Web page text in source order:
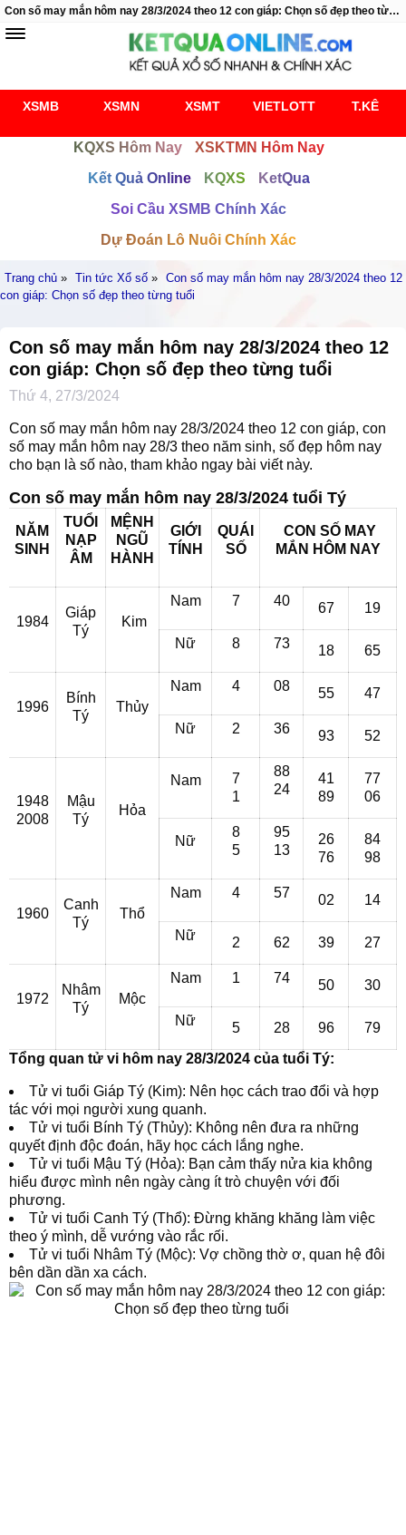
Con số may mắn hôm nay 28/3/2024 theo 12 con giáp: Chọn số đẹp theo từng tuổi
XSMB XSMN XSMT VIETLOTT T.KÊ
KQXS Hôm Nay
XSKTMN Hôm Nay
Kết Quả Online
KQXS
KetQua
Soi Cầu XSMB Chính Xác
Dự Đoán Lô Nuôi Chính Xác
Trang chủ » Tin tức Xổ số » Con số may mắn hôm nay 28/3/2024 theo 12
con giáp: Chọn số đẹp theo từng tuổi
Con số may mắn hôm nay 28/3/2024 theo 12
con giáp: Chọn số đẹp theo từng tuổi
Thứ 4, 27/3/2024
Con số may mắn hôm nay 28/3/2024 theo 12 con giáp, con
số may mắn hôm nay 28/3 theo năm sinh, số đẹp hôm nay
cho bạn là số nào, tham khảo ngay bài viết này.
Con số may mắn hôm nay 28/3/2024 tuổi Tý
NĂM
SINH
TUỔI
NẠP
ÂM
MỆNH
NGŨ
HÀNH
GIỚI
TÍNH
QUÁI
SỐ
CON SỐ MAY
MẮN HÔM NAY
1984
Giáp
Tý
Kim
Nam 7 40 67 19
Nữ 8 73 18 65
1996
Bính
Tý
Thủy
Nam 4 08 55 47
Nữ 2 36 93 52
1948
2008
Mậu
Tý
Hỏa
Nam
7
1
88
24
41
89
77
06
Nữ
8
5
95
13
26
76
84
98
1960
Canh
Tý
Thổ
Nam 4 57 02 14
Nữ 2 62 39 27
1972
Nhâm
Tý
Mộc
Nam 1 74 50 30
Nữ 5 28 96
79
Tổng quan tử vi hôm nay 28/3/2024 của tuổi Tý:
Tử vi tuổi Giáp Tý (Kim): Nên học cách trao đổi và hợp
tác với mọi người xung quanh.
Tử vi tuổi Bính Tý (Thủy): Không nên đưa ra những
quyết định độc đoán, hãy học cách lắng nghe.
Tử vi tuổi Mậu Tý (Hỏa): Bạn cảm thấy nửa kia không
hiểu được mình nên ngày càng ít trò chuyện với đối
phương.
Tử vi tuổi Canh Tý (Thổ): Đừng khăng khăng làm việc
theo ý mình, dễ vướng vào rắc rối.
Tử vi tuổi Nhâm Tý (Mộc): Vợ chồng thờ ơ, quan hệ đôi
bên dần dần xa cách.